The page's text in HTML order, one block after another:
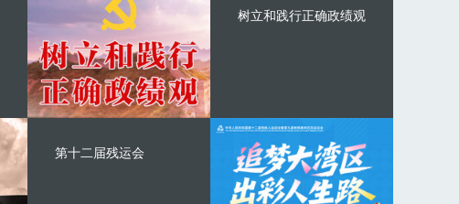
树立和践行正确政绩观
第十二届残运会